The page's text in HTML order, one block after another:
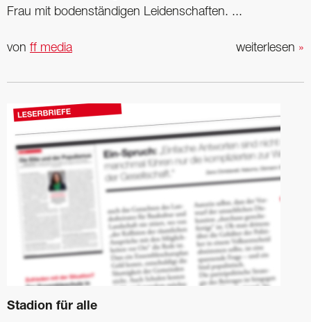
Frau mit bodenständigen Leidenschaften. ...
weiterlesen »
von ff media
Stadion für alle